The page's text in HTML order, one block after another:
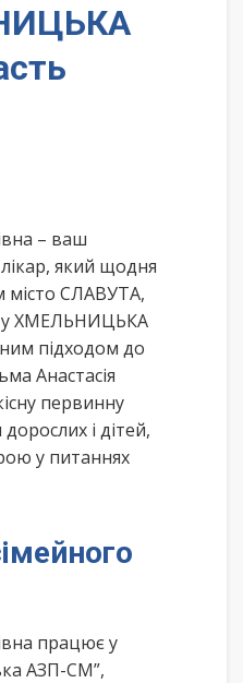
– ваш
який щодня
СЛАВУТА,
у ХМЕЛЬНИЦЬКА
підходом до
Анастасія
первинну
і дітей,
у питаннях
працює у
АЗП-СМ”,